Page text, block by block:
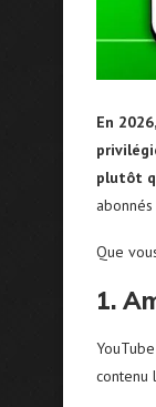
En
plutôt
Que
1.
contenu